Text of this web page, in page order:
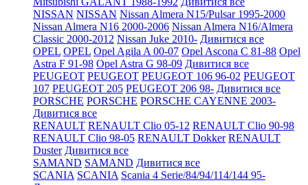
NISSAN NISSAN Nissan Almera N15/Pulsar 1995-2000
Nissan Almera N16 2000-2006 Nissan Almera N16/Almera
Classic 2000-2012 Nissan Juke 2010- Дивитися все
OPEL OPEL Opel Agila A 00-07 Opel Ascona C 81-88 Opel
Astra F 91-98 Opel Astra G 98-09 Дивитися все
PEUGEOT PEUGEOT PEUGEOT 106 96-02 PEUGEOT
107 PEUGEOT 205 PEUGEOT 206 98- Дивитися все
PORSCHE PORSCHE PORSCHE CAYENNE 2003-
Дивитися все
RENAULT RENAULT Clio 05-12 RENAULT Clio 90-98
RENAULT Clio 98-05 RENAULT Dokker RENAULT
Duster Дивитися все
SAMAND SAMAND Дивитися все
SCANIA SCANIA Scania 4 Serie/84/94/114/144 95-